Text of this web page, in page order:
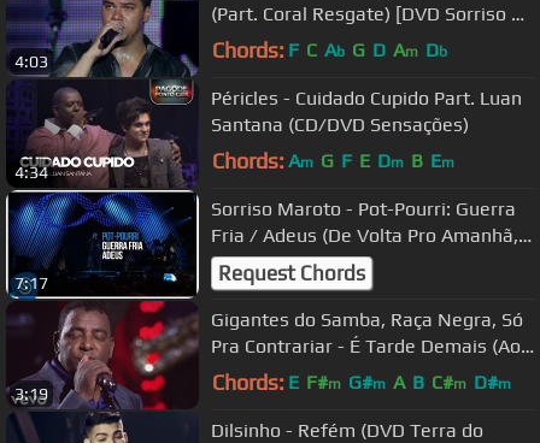
4:03
(Part. Coral Resgate) [DVD Sorriso 15
Anos]
Chords: F C Ab G D Am Db
4:34
Péricles - Cuidado Cupido Part. Luan
Santana (CD/DVD Sensações)
Chords: Am G F E Dm B Em
7:17
Sorriso Maroto - Pot-Pourri: Guerra
Fria / Adeus (De Volta Pro Amanhã,
Vol. 1) [Vídeo Oficial]
Request Chords
3:19
Gigantes do Samba, Raça Negra, Só
Pra Contrariar - É Tarde Demais (Ao
Vivo)
Chords: E F#m G#m A B C#m D#m
Dilsinho - Refém (DVD Terra do